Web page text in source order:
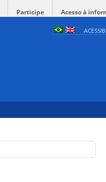
Participe Acesso à